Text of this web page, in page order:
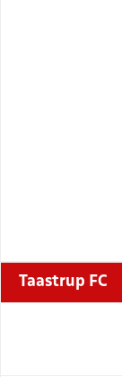
Taastrup FC